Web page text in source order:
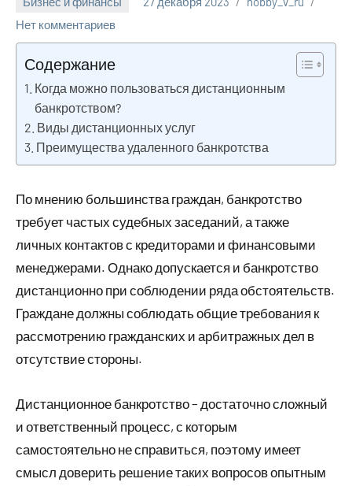
Нет комментариев
Содержание
Когда можно пользоваться дистанционным
банкротством?
Виды дистанционных услуг
Преимущества удаленного банкротства
По мнению большинства граждан, банкротство
требует частых судебных заседаний, а также
личных контактов с кредиторами и финансовыми
менеджерами. Однако допускается и банкротство
дистанционно при соблюдении ряда обстоятельств.
Граждане должны соблюдать общие требования к
рассмотрению гражданских и арбитражных дел в
отсутствие стороны.
Дистанционное банкротство – достаточно сложный
и ответственный процесс, с которым
самостоятельно не справиться, поэтому имеет
смысл доверить решение таких вопросов опытным